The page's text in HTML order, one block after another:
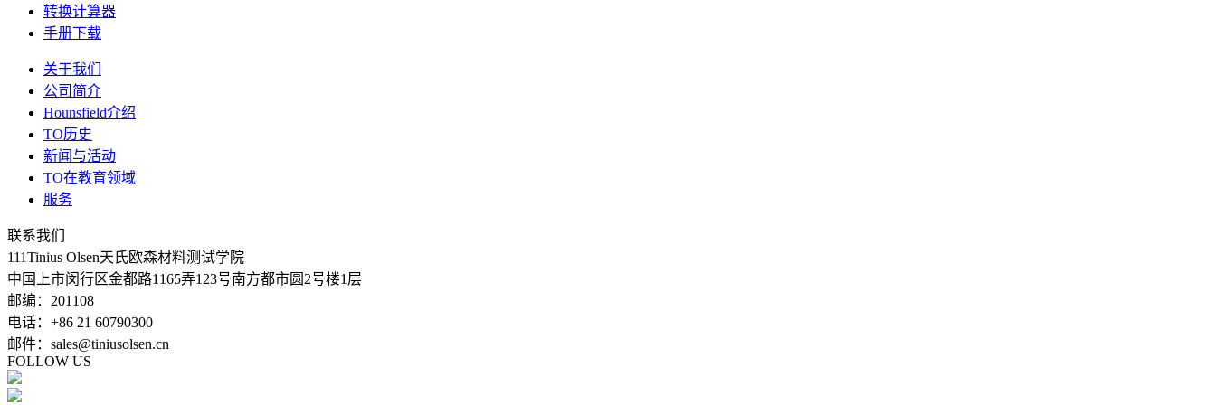
转换计算器
手册下载
关于我们
公司简介
Hounsfield介绍
TO历史
新闻与活动
TO在教育领域
服务
联系我们
111Tinius Olsen天氏欧森材料测试学院
中国上市闵行区金都路1165弄123号南方都市圆2号楼1层
邮编：201108
电话：+86 21 60790300
邮件：sales@tiniusolsen.cn
FOLLOW US